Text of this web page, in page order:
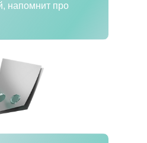
напомнит про